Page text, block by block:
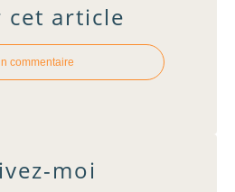
cet article
commentaire
moi